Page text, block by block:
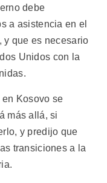
debe
a asistencia en el
y que es necesario
Unidos con la
Kosovo se
más allá, si
y predijo que
transiciones a la